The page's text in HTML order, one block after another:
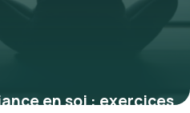
en soi : exercices